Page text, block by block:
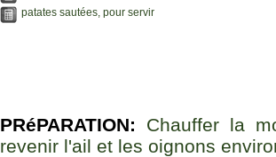
patates sautées, pour servir
PRéPARATION: Chauffer la
revenir l'ail et les oignons